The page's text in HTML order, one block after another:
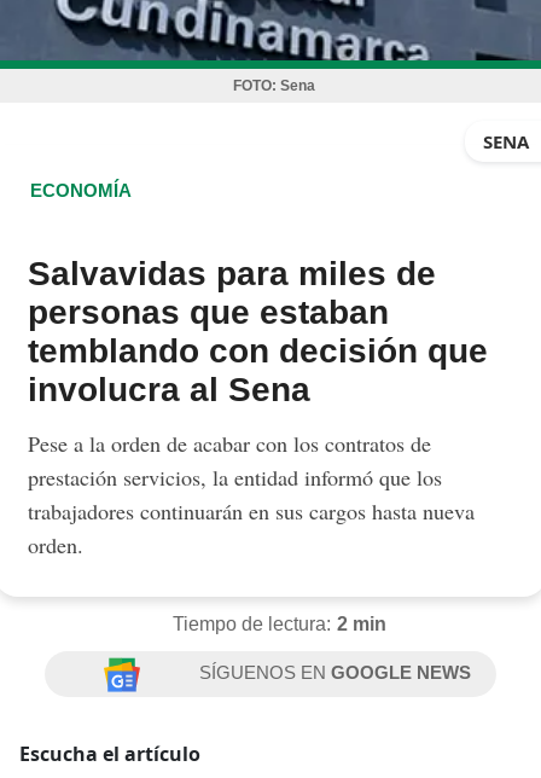
FOTO: Sena
SENA
ECONOMÍA
Salvavidas para miles de
personas que estaban
temblando con decisión que
involucra al Sena
Pese a la orden de acabar con los contratos de
prestación servicios, la entidad informó que los
trabajadores continuarán en sus cargos hasta nueva
orden.
Tiempo de lectura: 2 min
SÍGUENOS ENGOOGLE NEWS
Escucha el artículo